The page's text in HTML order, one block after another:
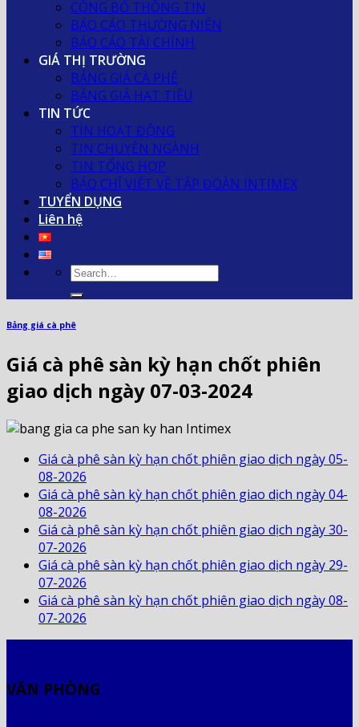
CÔNG BỐ THÔNG TIN
BÁO CÁO THƯỜNG NIÊN
BÁO CÁO TÀI CHÍNH
GIÁ THỊ TRƯỜNG
BẢNG GIÁ CÀ PHÊ
BẢNG GIÁ HẠT TIÊU
TIN TỨC
TIN HOẠT ĐỘNG
TIN CHUYÊN NGÀNH
TIN TỔNG HỢP
BÁO CHÍ VIẾT VỀ TẬP ĐOÀN INTIMEX
TUYỂN DỤNG
Liên hệ
Bảng giá cà phê
Giá cà phê sàn kỳ hạn chốt phiên
giao dịch ngày 07-03-2024
Giá cà phê sàn kỳ hạn chốt phiên giao dịch ngày 05-
08-2026
Giá cà phê sàn kỳ hạn chốt phiên giao dịch ngày 04-
08-2026
Giá cà phê sàn kỳ hạn chốt phiên giao dịch ngày 30-
07-2026
Giá cà phê sàn kỳ hạn chốt phiên giao dịch ngày 29-
07-2026
Giá cà phê sàn kỳ hạn chốt phiên giao dịch ngày 08-
07-2026
VĂN PHÒNG